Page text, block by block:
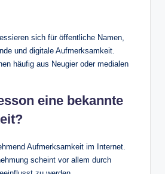
sich für öffentliche Namen,
und digitale Aufmerksamkeit.
häufig aus Neugier oder medialen
eine bekannte
Aufmerksamkeit im Internet.
scheint vor allem durch